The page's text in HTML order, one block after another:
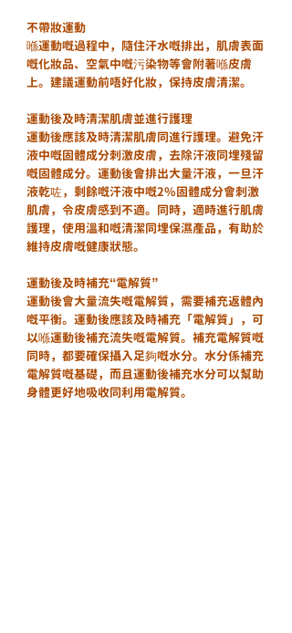
不帶妝運動
喺運動嘅過程中，隨住汗水嘅排出，肌膚表面
嘅化妝品、空氣中嘅污染物等會附著喺皮膚
上。建議運動前唔好化妝，保持皮膚清潔。
運動後及時清潔肌膚並進行護理
運動後應該及時清潔肌膚同進行護理。避免汗
液中嘅固體成分刺激皮膚，去除汗液同埋殘留
嘅固體成分。運動後會排出大量汗液，一旦汗
液乾咗，剩餘嘅汗液中嘅2%固體成分會刺激
肌膚，令皮膚感到不適。同時，適時進行肌膚
護理，使用溫和嘅清潔同埋保濕產品，有助於
維持皮膚嘅健康狀態。
運動後及時補充“電解質”
運動後會大量流失嘅電解質，需要補充返體內
嘅平衡。運動後應該及時補充「電解質」，可
以喺運動後補充流失嘅電解質。補充電解質嘅
同時，都要確保攝入足夠嘅水分。水分係補充
電解質嘅基礎，而且運動後補充水分可以幫助
身體更好地吸收同利用電解質。